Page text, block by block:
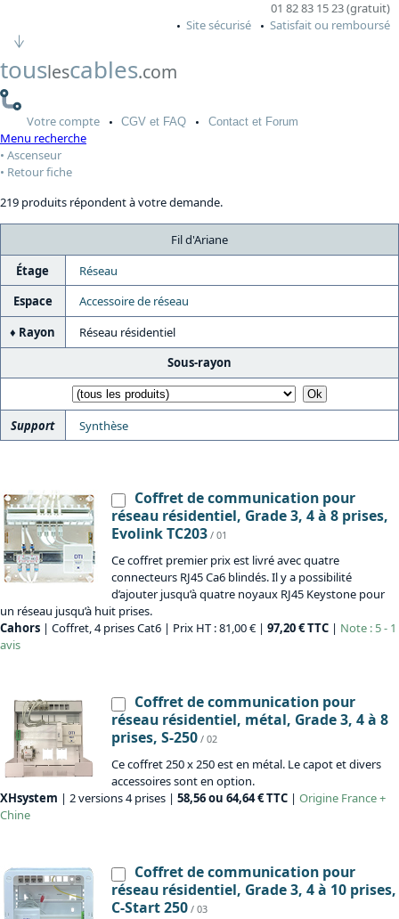
01 82 83 15 23 (gratuit)
Site sécurisé
Satisfait ou remboursé
touslescables.com
Votrecompte CGV et FAQ Contactet Forum
Menu recherche
Ascenseur
Retour fiche
219 produits répondent à votre demande.
Fil d'Ariane
Étage
Réseau
Espace
Accessoire de réseau
Rayon
Réseau résidentiel
Sous-rayon
Support Synthèse
Coffret de communication pour
réseau résidentiel, Grade 3, 4 à 8 prises,
Evolink TC203 / 01
Ce coffret premier prix est livré avec quatre
connecteurs RJ45 Ca6 blindés. Il y a possibilité
d’ajouter jusqu’à quatre noyaux RJ45 Keystone pour
un réseau jusqu’à huit prises.
Cahors | Coffret, 4 prises Cat6 | Prix HT : 81,00 € | 97,20 € TTC | Note : 5 - 1
avis
Coffret de communication pour
réseau résidentiel, métal, Grade 3, 4 à 8
prises, S-250 / 02
Ce coffret 250 x 250 est en métal. Le capot et divers
accessoires sont en option.
XHsystem | 2 versions 4 prises | 58,56 ou 64,64 € TTC | Origine France +
Chine
Coffret de communication pour
réseau résidentiel, Grade 3, 4 à 10 prises,
C-Start 250 / 03